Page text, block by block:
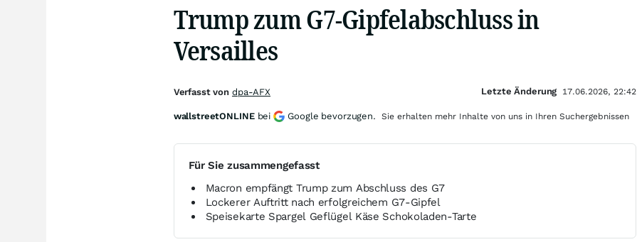
Trump zum G7-Gipfelabschluss in
Versailles
Für Sie zusammengefasst
Macron empfängt Trump zum Abschluss des G7
Lockerer Auftritt nach erfolgreichem G7-Gipfel
Speisekarte Spargel Geflügel Käse Schokoladen-Tarte
Verfasst von dpa-AFX Letzte Änderung 17.06.2026, 22:42
wallstreetONLINE bei Google bevorzugen. Sie erhalten mehr Inhalte von uns in Ihren Suchergebnissen